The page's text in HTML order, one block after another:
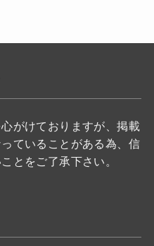
がけておりますが、掲載
ていることがある為、信
とをご了承下さい。